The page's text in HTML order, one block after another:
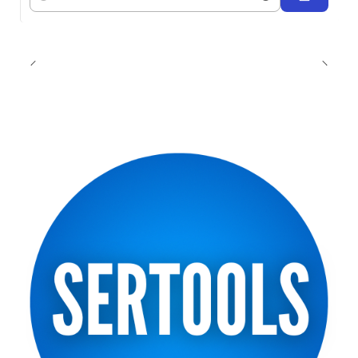
Cantidad